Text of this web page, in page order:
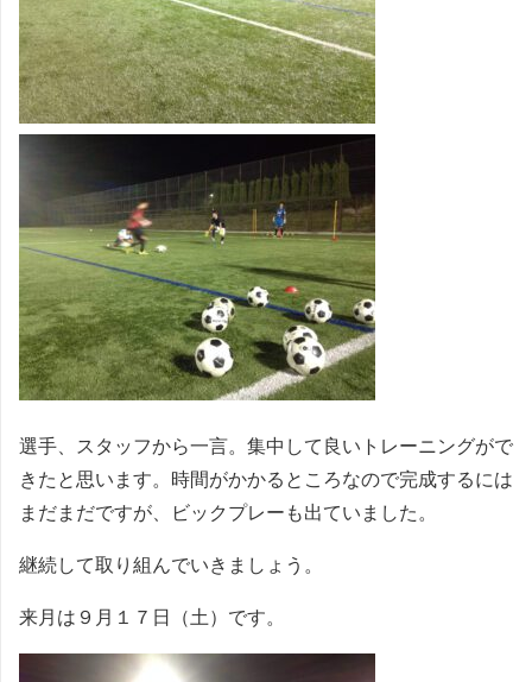
選手、スタッフから一言。集中して良いトレーニングがで
きたと思います。時間がかかるところなので完成するには
まだまだですが、ビックプレーも出ていました。
継続して取り組んでいきましょう。
来月は９月１７日（土）です。